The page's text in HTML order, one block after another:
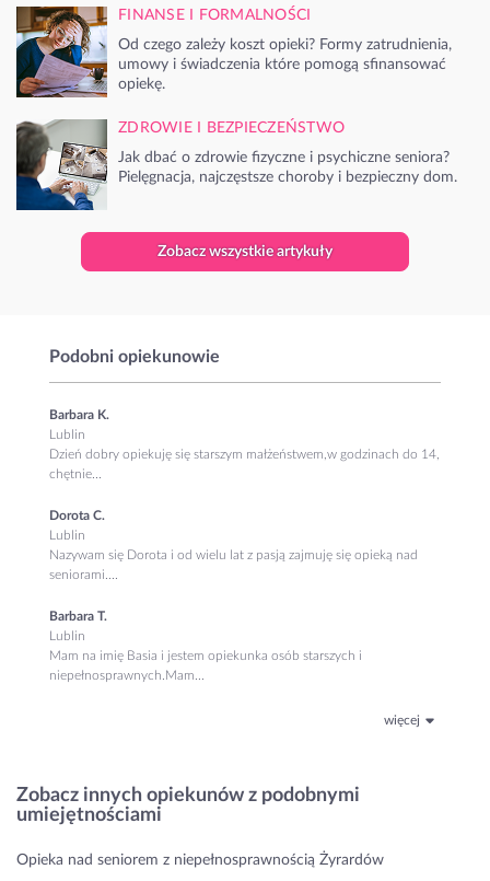
FINANSE I FORMALNOŚCI
Od czego zależy koszt opieki? Formy zatrudnienia,
umowy i świadczenia które pomogą sfinansować
opiekę.
ZDROWIE I BEZPIECZEŃSTWO
Jak dbać o zdrowie fizyczne i psychiczne seniora?
Pielęgnacja, najczęstsze choroby i bezpieczny dom.
Zobacz wszystkie artykuły
Podobni opiekunowie
Barbara K.
Lublin
Dzień dobry opiekuję się starszym małżeństwem,w godzinach do 14,
chętnie...
Dorota C.
Lublin
Nazywam się Dorota i od wielu lat z pasją zajmuję się opieką nad
seniorami....
Barbara T.
Lublin
Mam na imię Basia i jestem opiekunka osób starszych i
niepełnosprawnych.Mam...
więcej
Zobacz innych opiekunów z podobnymi
umiejętnościami
Opieka nad seniorem z niepełnosprawnością Żyrardów